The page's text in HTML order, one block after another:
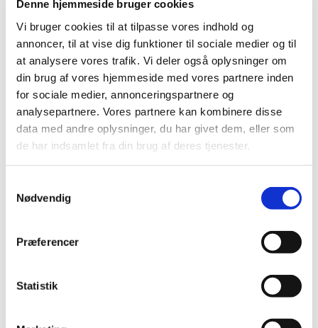
Denne hjemmeside bruger cookies
Vi bruger cookies til at tilpasse vores indhold og
annoncer, til at vise dig funktioner til sociale medier og til
at analysere vores trafik. Vi deler også oplysninger om
din brug af vores hjemmeside med vores partnere inden
for sociale medier, annonceringspartnere og
analysepartnere. Vores partnere kan kombinere disse
data med andre oplysninger, du har givet dem, eller som
de har indsamlet fra din brug af deres tjenester.
Nødvendig
Præferencer
Statistik